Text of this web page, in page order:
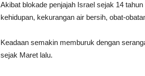
Akibat blokade penjajah Israel sejak 14
kehidupan, kekurangan air bersih, obat-
Keadaan semakin memburuk dengan
sejak Maret lalu.